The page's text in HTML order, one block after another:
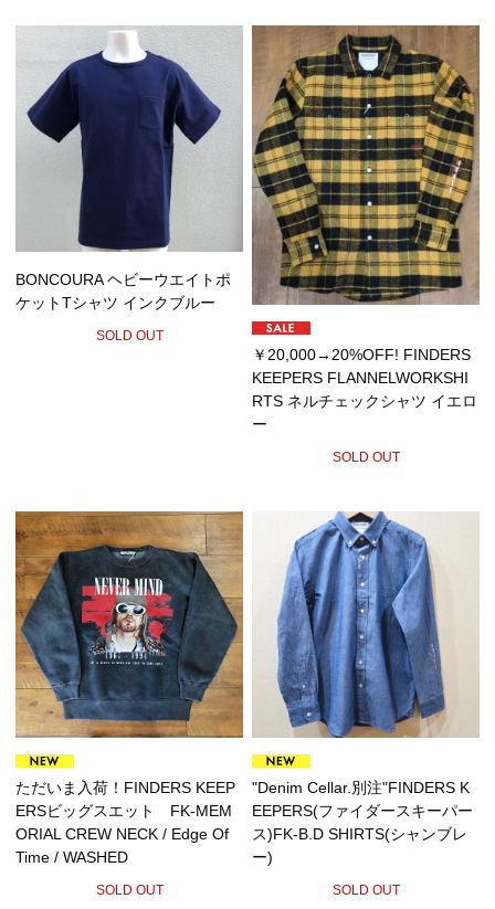
BONCOURA ヘビーウエイトポ
ケットTシャツ インクブルー
SOLD OUT
￥20,000→20%OFF! FINDERS
KEEPERS FLANNELWORKSHI
RTS ネルチェックシャツ イエロ
ー
SOLD OUT
ただいま入荷！FINDERS KEEP
ERSビッグスエット FK-MEM
ORIAL CREW NECK / Edge Of
Time / WASHED
SOLD OUT
"Denim Cellar.別注"FINDERS K
EEPERS(ファイダースキーパー
ス)FK-B.D SHIRTS(シャンブレ
ー)
SOLD OUT